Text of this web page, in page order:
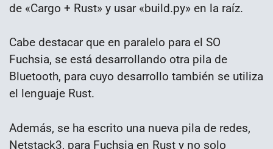
de «Cargo + Rust» y usar «build.py» en la raíz.
Cabe destacar que en paralelo para el SO
Fuchsia, se está desarrollando otra pila de
Bluetooth, para cuyo desarrollo también se utiliza
el lenguaje Rust.
Además, se ha escrito una nueva pila de redes,
Netstack3, para Fuchsia en Rust y no solo